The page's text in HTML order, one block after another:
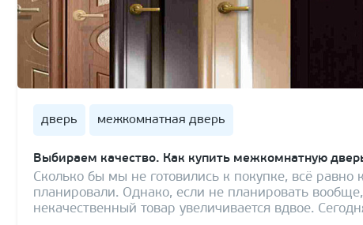
дверь межкомнатная дверь
Выбираем качество. Как купить межкомнатную
Сколько бы мы не готовились к покупке, всё равно
планировали. Однако, если не планировать
некачественный товар увеличивается вдвое.